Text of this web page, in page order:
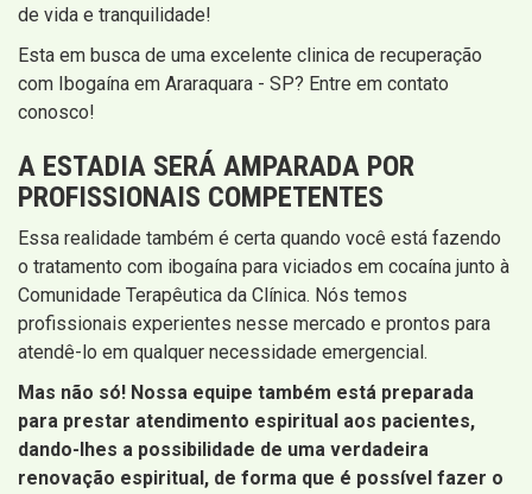
de vida e tranquilidade!
Esta em busca de uma excelente clinica de recuperação
com Ibogaína em Araraquara - SP? Entre em contato
conosco!
A ESTADIA SERÁ AMPARADA POR
PROFISSIONAIS COMPETENTES
Essa realidade também é certa quando você está fazendo
o tratamento com ibogaína para viciados em cocaína junto à
Comunidade Terapêutica da Clínica. Nós temos
profissionais experientes nesse mercado e prontos para
atendê-lo em qualquer necessidade emergencial.
Mas não só! Nossa equipe também está preparada
para prestar atendimento espiritual aos pacientes,
dando-lhes a possibilidade de uma verdadeira
renovação espiritual, de forma que é possível fazer o